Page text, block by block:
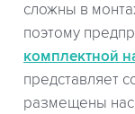
сложны в
поэтому
комплектной
представляет
размещены